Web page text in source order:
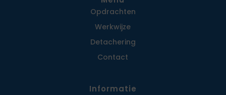
Opdrachten
Werkwijze
Detachering
Contact
Informatie